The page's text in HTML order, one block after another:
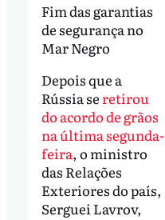
Fim das garantias
de segurança no
Mar Negro
Depois que a
Rússia se retirou
do acordo de grãos
na última segunda-
feira, o ministro
das Relações
Exteriores do país,
Serguei Lavrov,